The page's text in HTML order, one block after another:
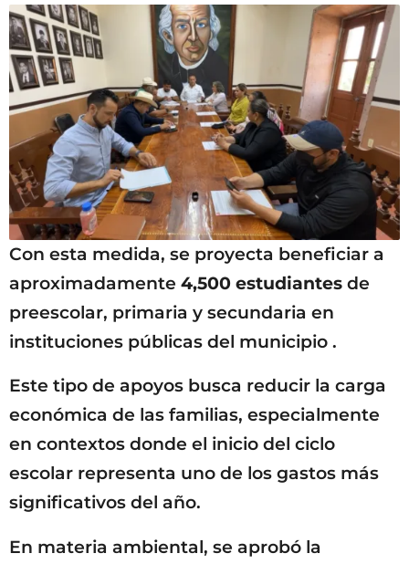
Con esta medida, se proyecta beneficiar a
aproximadamente 4,500 estudiantes de
preescolar, primaria y secundaria en
instituciones públicas del municipio .
Este tipo de apoyos busca reducir la carga
económica de las familias, especialmente
en contextos donde el inicio del ciclo
escolar representa uno de los gastos más
significativos del año.
En materia ambiental, se aprobó la